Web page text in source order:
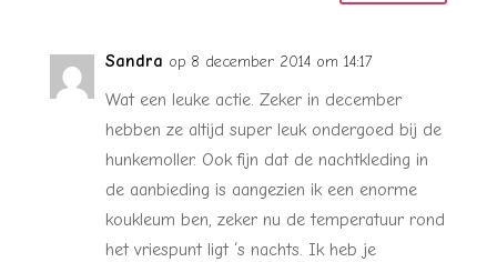
Sandra op 8 december 2014 om 14:17
Wat een leuke actie. Zeker in december
hebben ze altijd super leuk ondergoed bij de
hunkemoller. Ook fijn dat de nachtkleding in
de aanbieding is aangezien ik een enorme
koukleum ben, zeker nu de temperatuur rond
het vriespunt ligt ‘s nachts. Ik heb je